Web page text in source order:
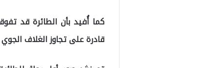
قادرة على تجاوز الغلاف